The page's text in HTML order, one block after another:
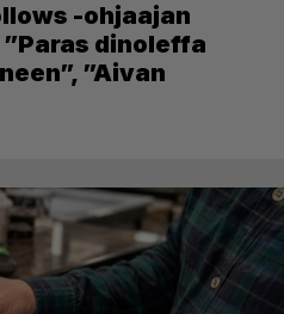
-ohjaajan
dinoleffa
”Aivan